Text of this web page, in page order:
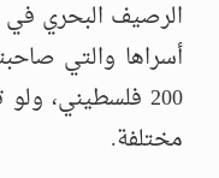
أسراها والتي
200 فلسطيني،
مختلفة.